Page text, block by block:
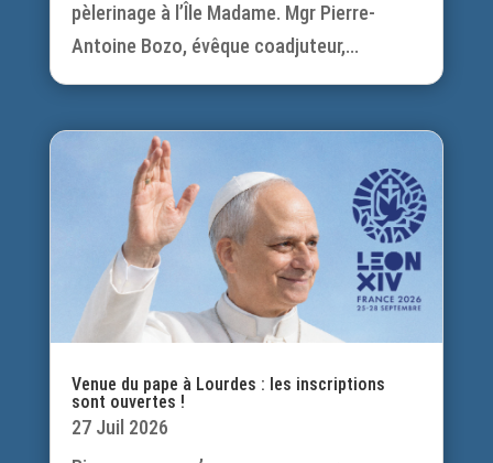
pèlerinage à l’Île Madame. Mgr Pierre-
Antoine Bozo, évêque coadjuteur,...
Venue du pape à Lourdes : les inscriptions
sont ouvertes !
27 Juil 2026